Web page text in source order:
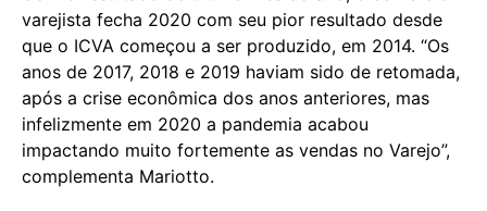
varejista fecha 2020 com seu pior resultado desde
que o ICVA começou a ser produzido, em 2014. “Os
anos de 2017, 2018 e 2019 haviam sido de retomada,
após a crise econômica dos anos anteriores, mas
infelizmente em 2020 a pandemia acabou
impactando muito fortemente as vendas no Varejo”,
complementa Mariotto.